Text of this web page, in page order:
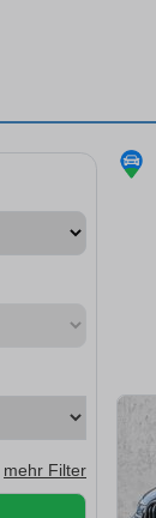
mehr Filter